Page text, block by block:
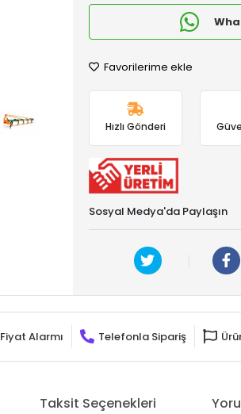
Favorilerime ekle
Hızlı Gönderi
Sosyal Medya'da Paylaşın
Fiyat Alarmı Telefonla Sipariş
Taksit Seçenekleri